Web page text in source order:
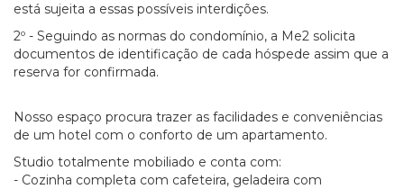
está sujeita a essas possíveis interdições.
2º - Seguindo as normas do condomínio, a Me2 solicita
documentos de identificação de cada hóspede assim que a
reserva for confirmada.
Nosso espaço procura trazer as facilidades e conveniências
de um hotel com o conforto de um apartamento.
Studio totalmente mobiliado e conta com:
- Cozinha completa com cafeteira, geladeira com